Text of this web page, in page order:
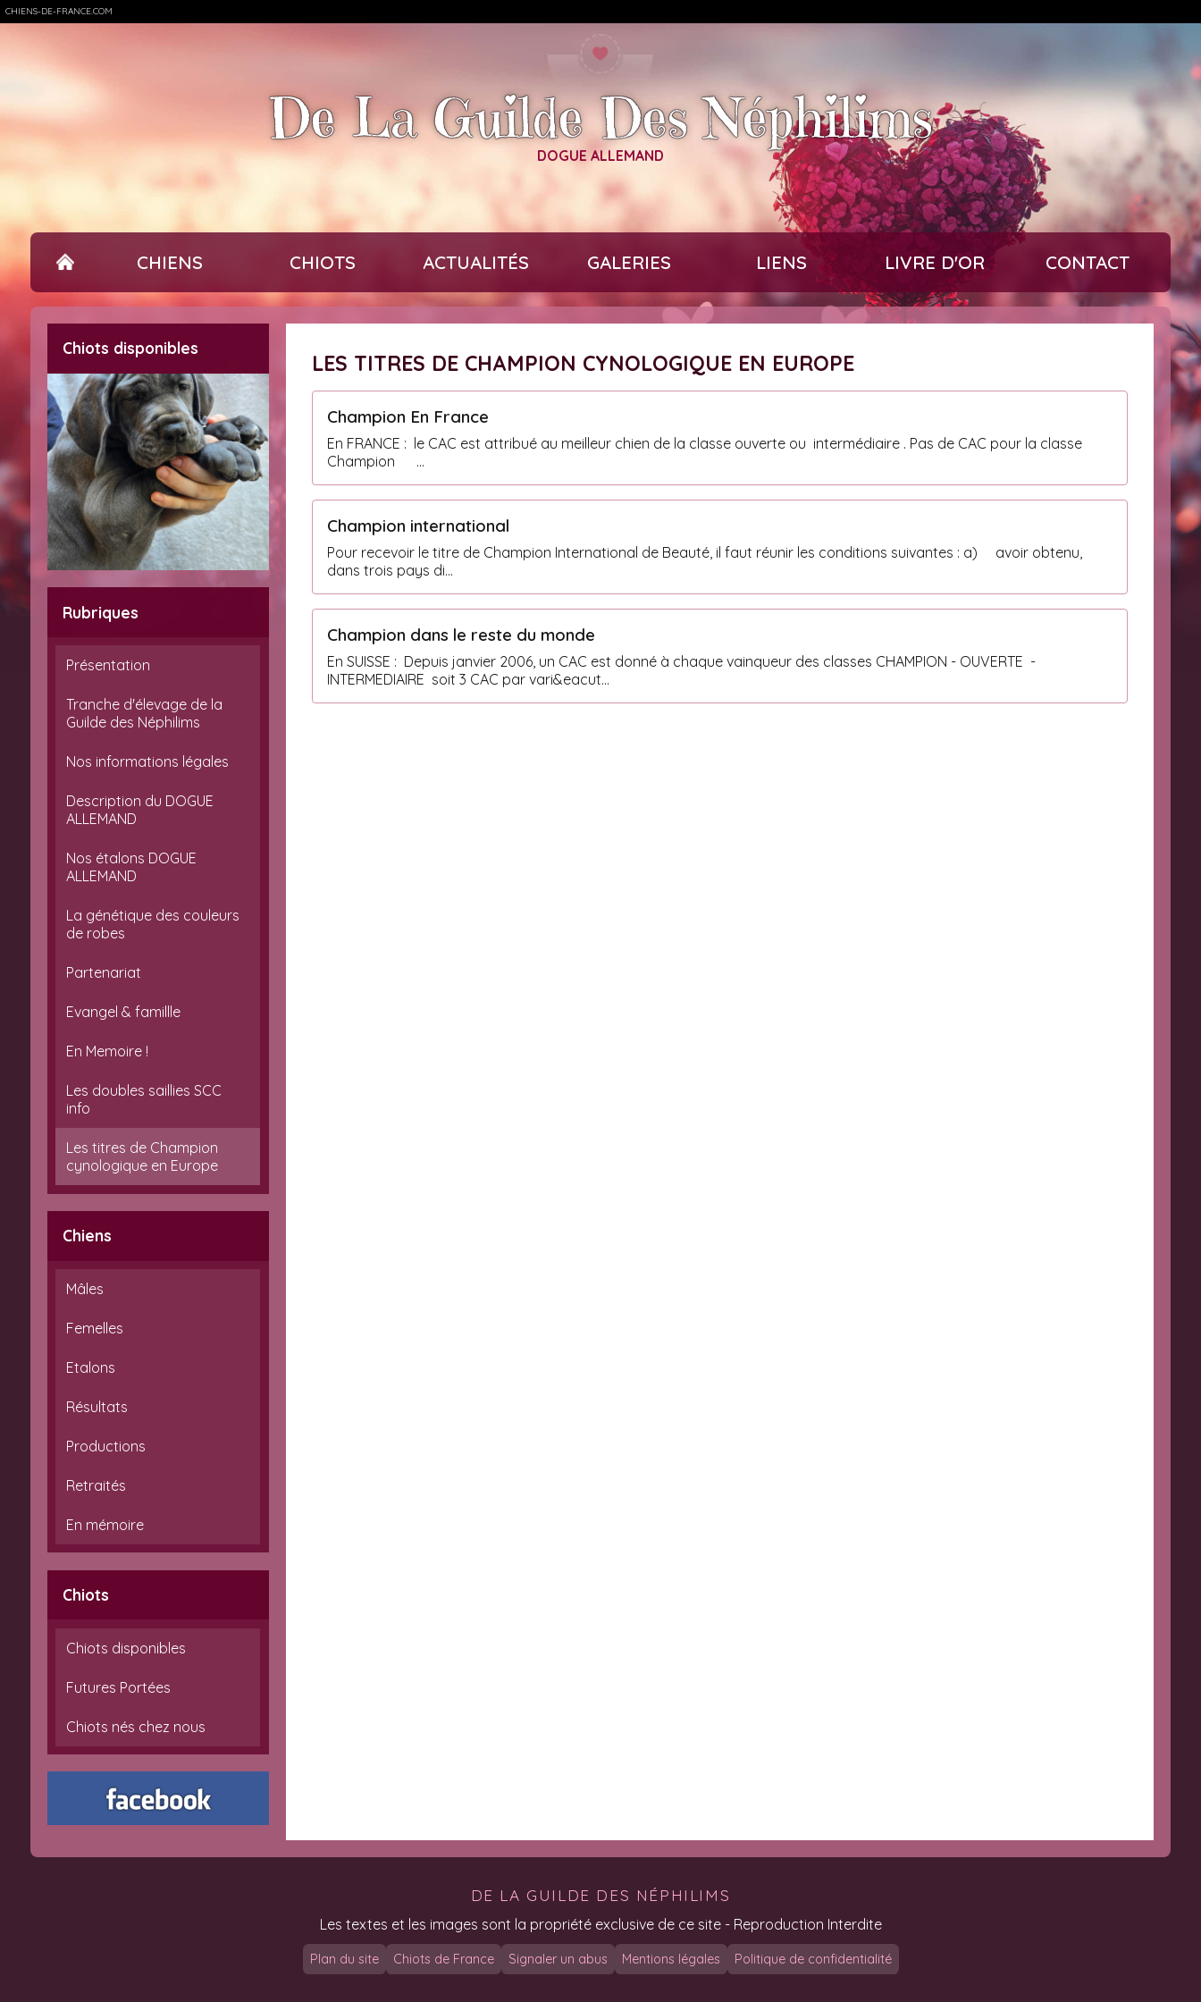
CHIENS-DE-FRANCE.COM
De La Guilde Des Néphilims
DOGUE ALLEMAND
CHIENS CHIOTS ACTUALITÉS GALERIES LIENS LIVRE D'OR CONTACT
Chiots disponibles
Rubriques
Présentation
Tranche d'élevage de la
Guilde des Néphilims
Nos informations légales
Description du DOGUE
ALLEMAND
Nos étalons DOGUE
ALLEMAND
La génétique des couleurs
de robes
Partenariat
Evangel & famillle
En Memoire !
Les doubles saillies SCC
info
Les titres de Champion
cynologique en Europe
Chiens
Mâles
Femelles
Etalons
Résultats
Productions
Retraités
En mémoire
Chiots
Chiots disponibles
Futures Portées
Chiots nés chez nous
LES TITRES DE CHAMPION CYNOLOGIQUE EN EUROPE
Champion En France
En FRANCE : le CAC est attribué au meilleur chien de la classe ouverte ou intermédiaire . Pas de CAC pour la classe
Champion ...
Champion international
Pour recevoir le titre de Champion International de Beauté, il faut réunir les conditions suivantes : a) avoir obtenu,
dans trois pays di...
Champion dans le reste du monde
En SUISSE : Depuis janvier 2006, un CAC est donné à chaque vainqueur des classes CHAMPION - OUVERTE -
INTERMEDIAIRE soit 3 CAC par vari&eacut...
DE LA GUILDE DES NÉPHILIMS
Les textes et les images sont la propriété exclusive de ce site - Reproduction Interdite
Plan du site Chiots de France Signaler un abus Mentions légales Politique de confidentialité